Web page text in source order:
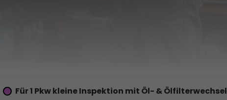
Für 1 Pkw kleine Inspektion mit Öl- & Ölfilterwechsel